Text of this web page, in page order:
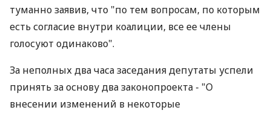
туманно заявив, что "по тем вопросам, по которым
есть согласие внутри коалиции, все ее члены
голосуют одинаково".
За неполных два часа заседания депутаты успели
принять за основу два законопроекта - "О
внесении изменений в некоторые